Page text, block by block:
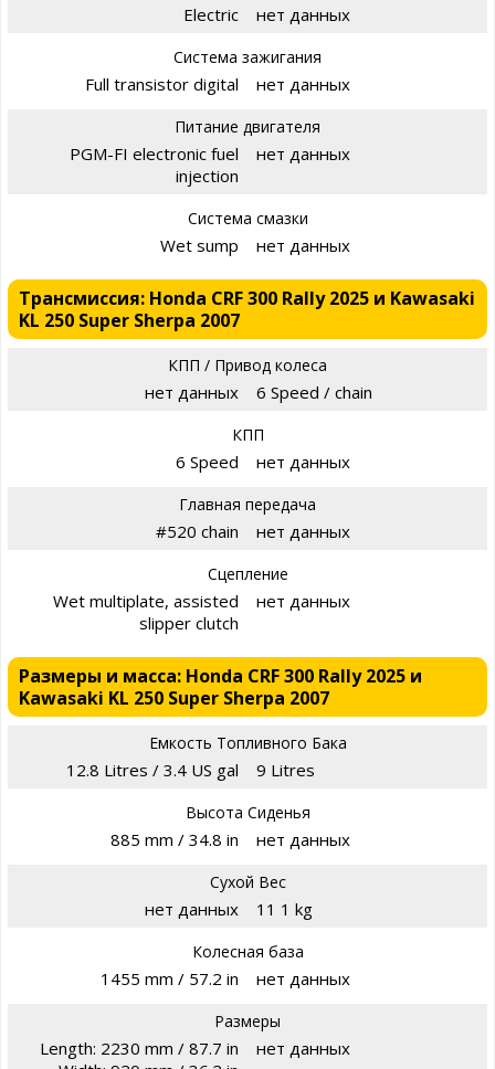
Electric нет данных
Система зажигания
Full transistor digital нет данных
Питание двигателя
PGM-FI electronic fuel
injection
нет данных
Система смазки
Wet sump нет данных
Трансмиссия: Honda CRF 300 Rally 2025 и Kawasaki
KL 250 Super Sherpa 2007
КПП / Привод колеса
нет данных 6 Speed / chain
КПП
6 Speed нет данных
Главная передача
#520 chain нет данных
Сцепление
Wet multiplate, assisted
slipper clutch
нет данных
Размеры и масса: Honda CRF 300 Rally 2025 и
Kawasaki KL 250 Super Sherpa 2007
Емкость Топливного Бака
12.8 Litres / 3.4 US gal 9 Litres
Высота Сиденья
885 mm / 34.8 in нет данных
Сухой Вес
нет данных 11 1 kg
Колесная база
1455 mm / 57.2 in нет данных
Размеры
Length: 2230 mm / 87.7 in
нет данных